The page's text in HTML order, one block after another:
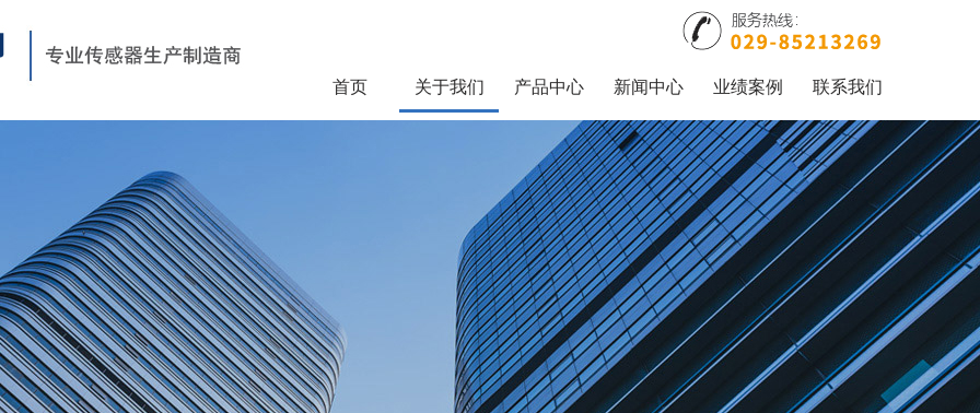
首页 关于我们 产品中心 新闻中心 业绩案例 联系我们